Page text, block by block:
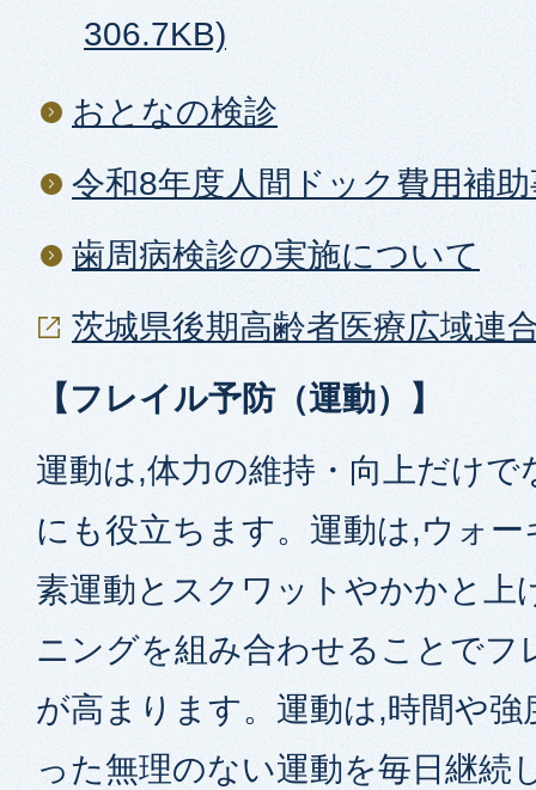
306.7KB)
おとなの検診
令和8年度人間ドック費用補
歯周病検診の実施について
茨城県後期高齢者医療広域連
【フレイル予防（運動）】
運動は,体力の維持・向上だけで
にも役立ちます。運動は,ウォ
素運動とスクワットやかかと上
ニングを組み合わせることでフ
が高まります。運動は,時間や
った無理のない運動を毎日継続